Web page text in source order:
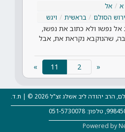
א
אל
הסולם בראשית ויגש
נפשו ולא כתוב את נפשו,
שהנוקבא נקראת את, אבל
«
11
»
אור הסולם: מרכז מורשת בעל הסולם, הרב יהודה ליב אשלג זצ"ל 2026 © | ת.ד.
Powered by